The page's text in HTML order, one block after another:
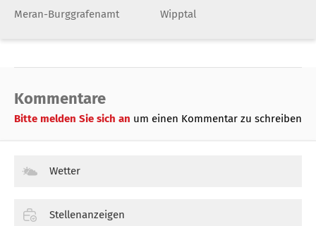
Meran-Burggrafenamt
Wipptal
Kommentare
Bitte melden Sie sich an um einen Kommentar zu schreiben
Wetter
Stellenanzeigen